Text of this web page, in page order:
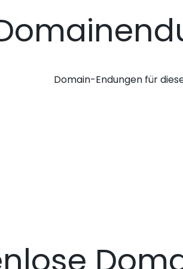
Domain-Endungen für